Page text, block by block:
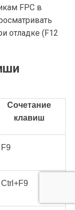
FPC в
отладке (F12
Сочетание
клавиш
F9
Ctrl+F9